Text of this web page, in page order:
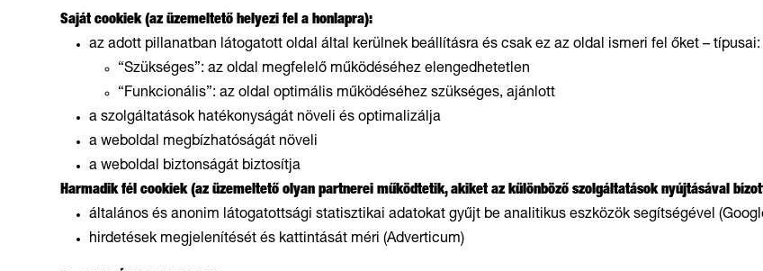
Saját cookiek (az üzemeltető helyezi fel a honlapra):
az adott pillanatban látogatott oldal által kerülnek beállításra és csak ez az oldal ismeri fel őket – típusai:
“Szükséges”: az oldal megfelelő működéséhez elengedhetetlen
“Funkcionális”: az oldal optimális működéséhez szükséges, ajánlott
a szolgáltatások hatékonyságát növeli és optimalizálja
a weboldal megbízhatóságát növeli
a weboldal biztonságát biztosítja
Harmadik fél cookiek (az üzemeltető olyan partnerei működtetik, akiket az különböző szolgáltatások nyújtásával
általános és anonim látogatottsági statisztikai adatokat gyűjt be analitikus eszközök segítségével
hirdetések megjelenítését és kattintását méri (Adverticum)